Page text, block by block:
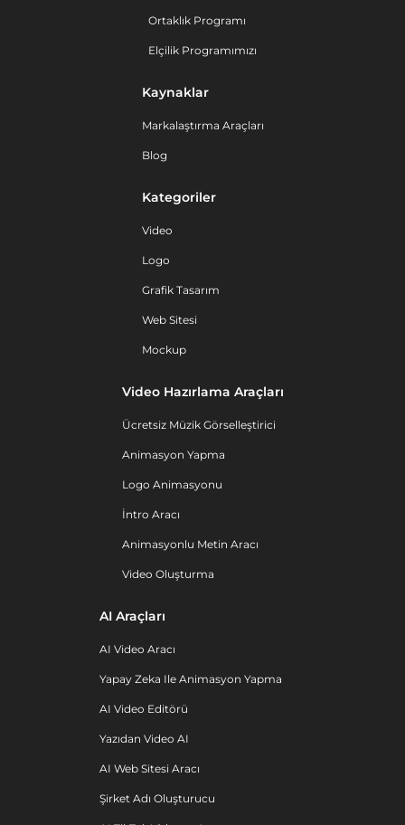
Ortaklık Programı
Elçilik Programımızı
Kaynaklar
Markalaştırma Araçları
Blog
Kategoriler
Video
Logo
Grafik Tasarım
Web Sitesi
Mockup
Video Hazırlama Araçları
Ücretsiz Müzik Görselleştirici
Animasyon Yapma
Logo Animasyonu
İntro Aracı
Animasyonlu Metin Aracı
Video Oluşturma
AI Araçları
AI Video Aracı
Yapay Zeka Ile Animasyon Yapma
AI Video Editörü
Yazıdan Video AI
AI Web Sitesi Aracı
Şirket Adı Oluşturucu